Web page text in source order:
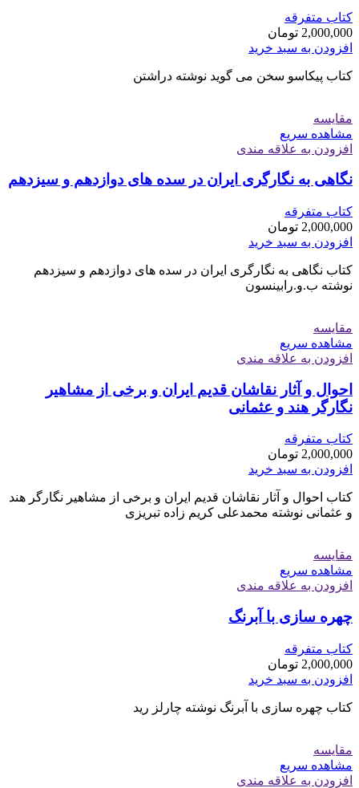
کتاب متفرقه
2,000,000 تومان
افزودن به سبد خرید
کتاب پیکاسو سخن می گوید نوشته دراشتن
مقایسه
مشاهده سریع
افزودن به علاقه مندی
نگاهی به نگارگری ایران در سده های دوازدهم و سیزدهم
کتاب متفرقه
2,000,000 تومان
افزودن به سبد خرید
کتاب نگاهی به نگارگری ایران در سده های دوازدهم و سیزدهم
نوشته ب.و.رابینسون
مقایسه
مشاهده سریع
افزودن به علاقه مندی
احوال و آثار نقاشان قدیم ایران و برخی از مشاهیر
نگارگر هند و عثمانی
کتاب متفرقه
2,000,000 تومان
افزودن به سبد خرید
کتاب احوال و آثار نقاشان قدیم ایران و برخی از مشاهیر نگارگر هند
و عثمانی نوشته محمدعلی کریم زاده تبریزی
مقایسه
مشاهده سریع
افزودن به علاقه مندی
چهره سازی با آبرنگ
کتاب متفرقه
2,000,000 تومان
افزودن به سبد خرید
کتاب چهره سازی با آبرنگ نوشته چارلز رید
مقایسه
مشاهده سریع
افزودن به علاقه مندی